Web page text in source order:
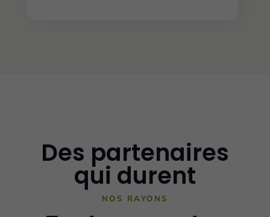
Des partenaires
qui durent
NOS RAYONS